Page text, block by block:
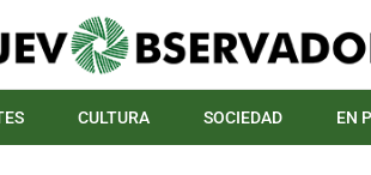
CULTURA SOCIEDAD EN